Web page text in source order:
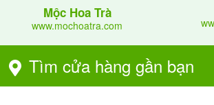
An toàn hơn một số kháng sinh
đúng.
Không dùng cho virus (cúm, cảm
Mộc Hoa Trà
www.mochoatra.com
Tìm cửa hàng gần bạn